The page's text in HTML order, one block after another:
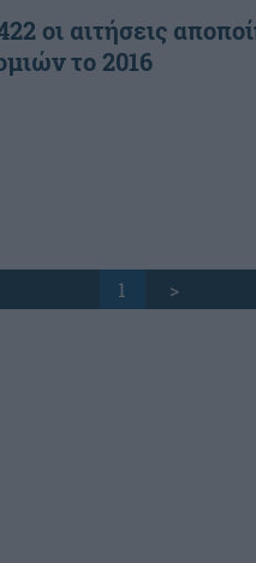
οι αιτήσεις
το 2016
1 >